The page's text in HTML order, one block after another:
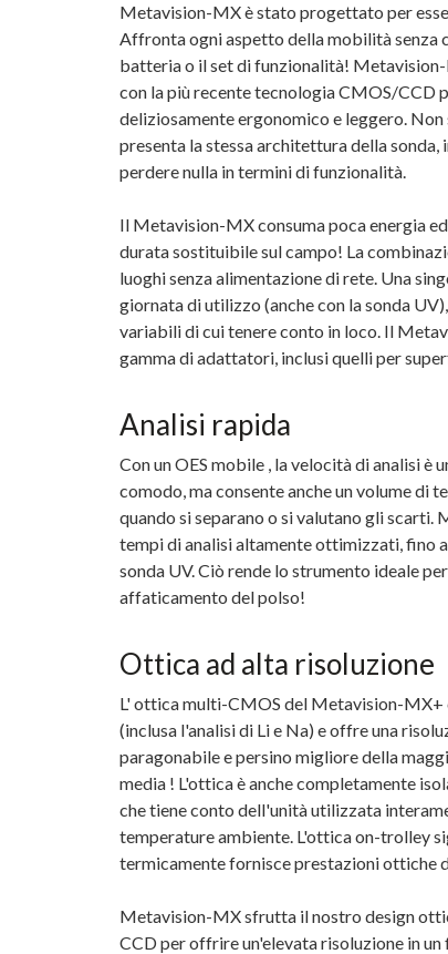
Metavision-MX è stato progettato per
Affronta ogni aspetto della mobilità senza
batteria o il set di funzionalità!
con la più recentetecnologia CMOS/CCD
deliziosamente ergonomico e leggero. Non
presenta la stessa architettura della
perdere nulla in termini di funzionalità.
Il Metavision-MX consuma poca energia
durata sostituibile sul campo! La
luoghi senza alimentazione di rete. Una
giornata di utilizzo (anche con la sonda
variabili di cui tenere conto in loco. Il
gamma di adattatori, inclusi quelli per
Analisi rapida
Con unOES mobile , la velocità di analisi è
comodo, ma consente anche un volume di
quando si separano o si valutano gli scarti.
tempi di analisi altamente ottimizzati, fino
sonda UV. Ciò rende lo strumento ideale
affaticamento del polso!
Ottica ad alta risoluzione
L'ottica multi-CMOS del Metavision-MX+
(inclusa l'analisi di Li e Na) e offre una
paragonabile e persino migliore della
media ! L'ottica è anche completamente
che tiene conto dell'unità utilizzata
temperature ambiente. L'ottica on-trolley
termicamente fornisce prestazioni ottiche
Metavision-MX sfrutta il nostro design
CCD per offrire un'elevata risoluzione in